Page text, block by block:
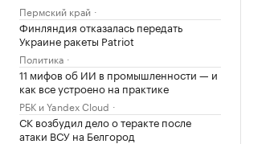
Пермский край
Финляндия отказалась передать
Украине ракеты Patriot
Политика
11 мифов об ИИ в промышленности — и
как все устроено на практике
РБК и Yandex Cloud
СК возбудил дело о теракте после
атаки ВСУ на Белгород